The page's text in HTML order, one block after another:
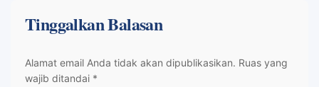
Tinggalkan Balasan
Alamat email Anda tidak akan dipublikasikan. Ruas yang
wajib ditandai *